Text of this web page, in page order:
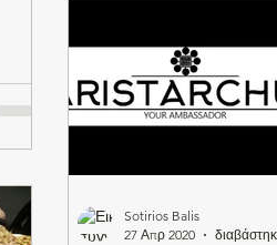
Sotirios Balis
27 Απρ 2020